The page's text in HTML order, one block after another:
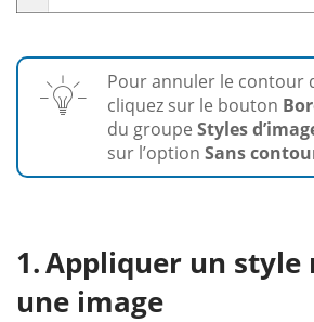
Pour annuler le contour
cliquez sur le bouton
du groupe Styles
sur l’option Sans
Appliquer un style
une image